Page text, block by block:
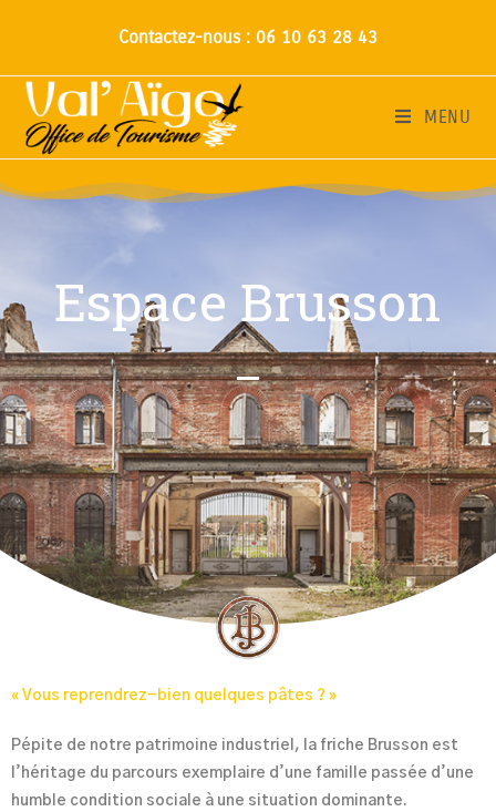
Contactez-nous : 06 10 63 28 43
MENU
Espace Brusson
« Vous reprendrez-bien quelques pâtes ? »
Pépite de notre patrimoine industriel, la friche Brusson est
l’héritage du parcours exemplaire d’une famille passée d’une
humble condition sociale à une situation dominante.